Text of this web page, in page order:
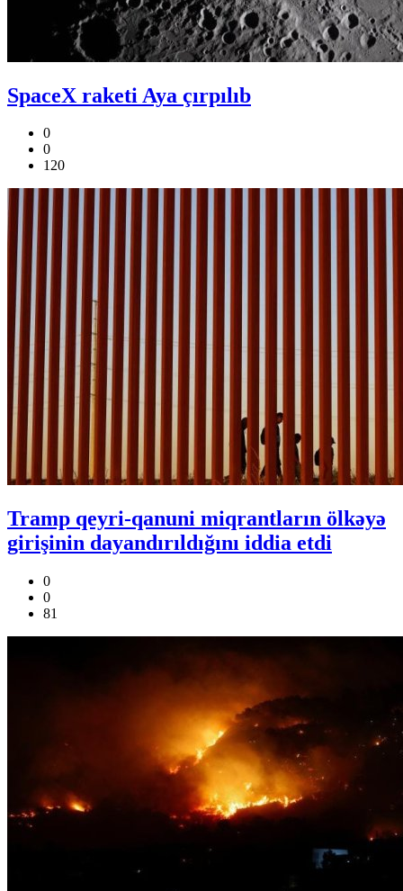
SpaceX raketi Aya çırpılıb
0
0
120
Tramp qeyri-qanuni miqrantların ölkəyə
girişinin dayandırıldığını iddia etdi
0
0
81